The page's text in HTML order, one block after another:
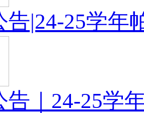
告|24-25学年
告｜24-25学